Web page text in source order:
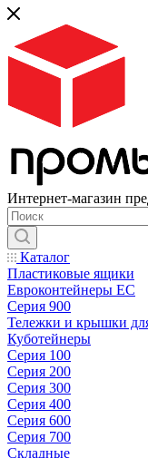
Интернет-магазин
Каталог
Пластиковые ящики
Евроконтейнеры ЕС
Серия 900
Тележки и крышки
Куботейнеры
Серия 100
Серия 200
Серия 300
Серия 400
Серия 600
Серия 700
Складные